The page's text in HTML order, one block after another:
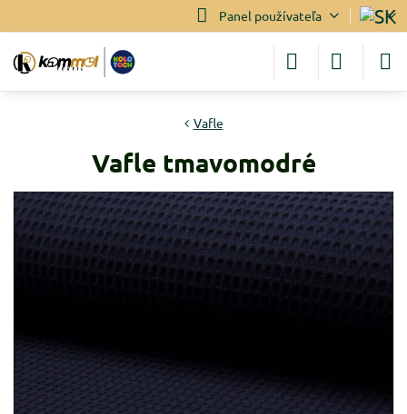
Panel používateľa
Vafle
Vafle tmavomodré